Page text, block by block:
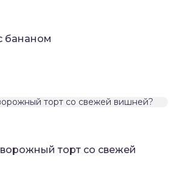
бананом
торт со свежей